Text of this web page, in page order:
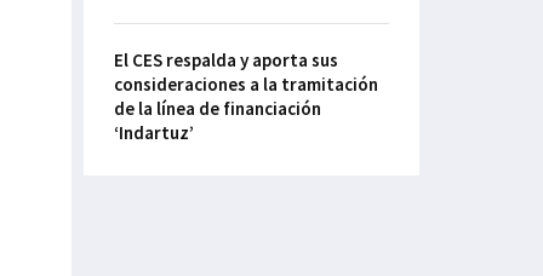
El CES respalda y aporta sus
consideraciones a la tramitación
de la línea de financiación
‘Indartuz’